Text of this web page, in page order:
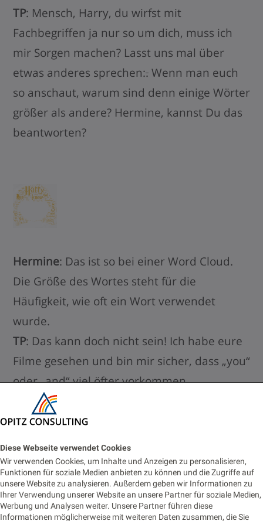
Diese Webseite verwendet Cookies
Wir verwenden Cookies, um Inhalte und Anzeigen zu personalisieren,
Funktionen für soziale Medien anbieten zu können und die Zugriffe auf
unsere Website zu analysieren. Außerdem geben wir Informationen zu
Ihrer Verwendung unserer Website an unsere Partner für soziale Medien,
Werbung und Analysen weiter. Unsere Partner führen diese
Informationen möglicherweise mit weiteren Daten zusammen, die Sie
TP: Mensch, Harry, du wirfst mit
Fachbegriffen ja nur so um dich, muss ich
mir Sorgen machen? Lasst uns mal über
etwas anderes sprechen:.Wenn man euch
so anschaut, warum sind denn einige Wörter
größer als andere? Hermine, kannst Du das
beantworten?
Hermine: Das ist so bei einer Word Cloud.
Die Größe des Wortes steht für die
Häufigkeit, wie oft ein Wort verwendet
wurde.
TP: Das kann doch nicht sein! Ich habe eure
Filme gesehen und bin mir sicher, dass „you“
oder „and“ viel öfter vorkommen.
Hermine: Das stimmt zwar, aber „you“ und
„and“ zählen nicht. Das sind sogenannte